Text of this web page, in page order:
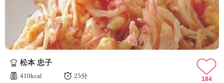
松本 忠子
410kcal
25分
184